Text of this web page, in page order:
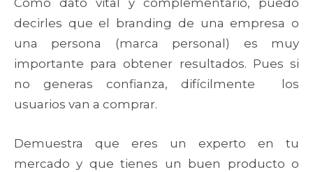
Como dato vital y complementario, puedo
decirles que el branding de una empresa o
una persona (marca personal) es muy
importante para obtener resultados. Pues si
no generas confianza, difícilmente los
usuarios van a comprar.
Demuestra que eres un experto en tu
mercado y que tienes un buen producto o